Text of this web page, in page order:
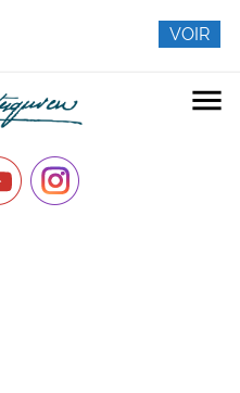
menu
VOIR